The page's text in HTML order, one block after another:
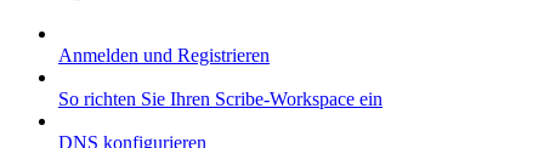
Anmelden und Registrieren
So richten Sie Ihren Scribe-Workspace ein
DNS konfigurieren